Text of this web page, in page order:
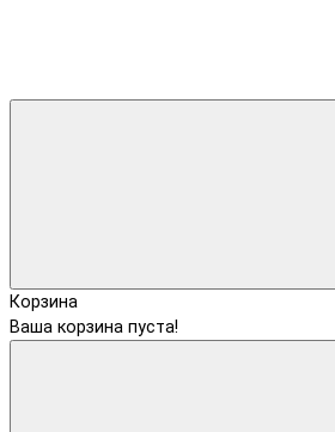
Корзина
Ваша корзина пуста!